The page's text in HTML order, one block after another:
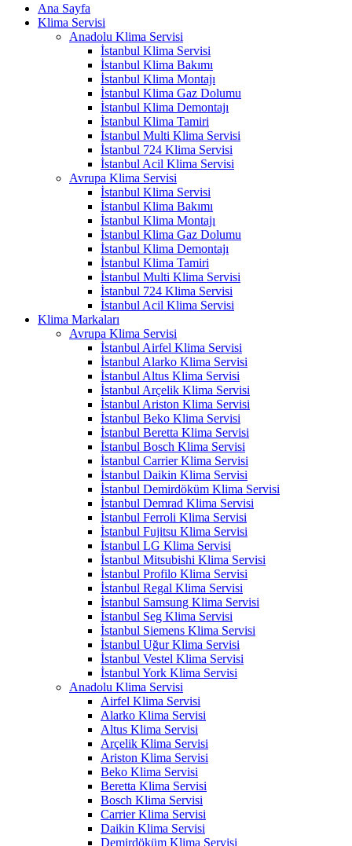
Ana Sayfa
Klima Servisi
Anadolu Klima Servisi
İstanbul Klima Servisi
İstanbul Klima Bakımı
İstanbul Klima Montajı
İstanbul Klima Gaz Dolumu
İstanbul Klima Demontajı
İstanbul Klima Tamiri
İstanbul Multi Klima Servisi
İstanbul 724 Klima Servisi
İstanbul Acil Klima Servisi
Avrupa Klima Servisi
İstanbul Klima Servisi
İstanbul Klima Bakımı
İstanbul Klima Montajı
İstanbul Klima Gaz Dolumu
İstanbul Klima Demontajı
İstanbul Klima Tamiri
İstanbul Multi Klima Servisi
İstanbul 724 Klima Servisi
İstanbul Acil Klima Servisi
Klima Markaları
Avrupa Klima Servisi
İstanbul Airfel Klima Servisi
İstanbul Alarko Klima Servisi
İstanbul Altus Klima Servisi
İstanbul Arçelik Klima Servisi
İstanbul Ariston Klima Servisi
İstanbul Beko Klima Servisi
İstanbul Beretta Klima Servisi
İstanbul Bosch Klima Servisi
İstanbul Carrier Klima Servisi
İstanbul Daikin Klima Servisi
İstanbul Demirdöküm Klima Servisi
İstanbul Demrad Klima Servisi
İstanbul Ferroli Klima Servisi
İstanbul Fujitsu Klima Servisi
İstanbul LG Klima Servisi
İstanbul Mitsubishi Klima Servisi
İstanbul Profilo Klima Servisi
İstanbul Regal Klima Servisi
İstanbul Samsung Klima Servisi
İstanbul Seg Klima Servisi
İstanbul Siemens Klima Servisi
İstanbul Uğur Klima Servisi
İstanbul Vestel Klima Servisi
İstanbul York Klima Servisi
Anadolu Klima Servisi
Airfel Klima Servisi
Alarko Klima Servisi
Altus Klima Servisi
Arçelik Klima Servisi
Ariston Klima Servisi
Beko Klima Servisi
Beretta Klima Servisi
Bosch Klima Servisi
Carrier Klima Servisi
Daikin Klima Servisi
Demirdöküm Klima Servisi